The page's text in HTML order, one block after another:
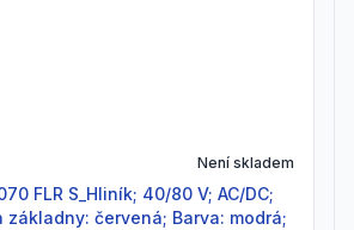
Není skladem
základny: červená; Barva: modrá;